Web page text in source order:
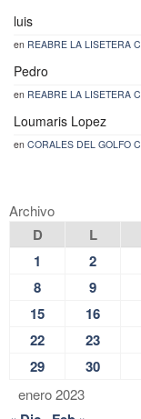
luis
en REABRE LA LISETERA
Pedro
en REABRE LA LISETERA
Loumaris Lopez
en CORALES DEL GOLFO
Archivo
enero 2023
D L
1
2
8
9
15
16
22
23
29
30